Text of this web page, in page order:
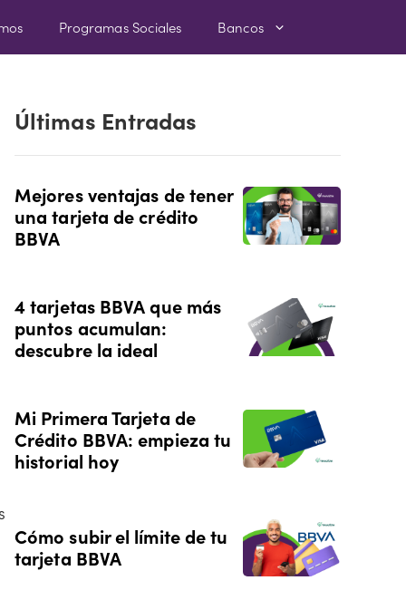
Programas Sociales Bancos
Últimas Entradas
Mejores ventajas de tener
una tarjeta de crédito
BBVA
4 tarjetas BBVA que más
puntos acumulan:
descubre la ideal
Mi Primera Tarjeta de
Crédito BBVA: empieza tu
historial hoy
Cómo subir el límite de tu
tarjeta BBVA